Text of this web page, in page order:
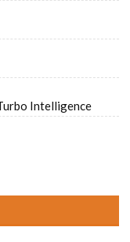
Intelligence